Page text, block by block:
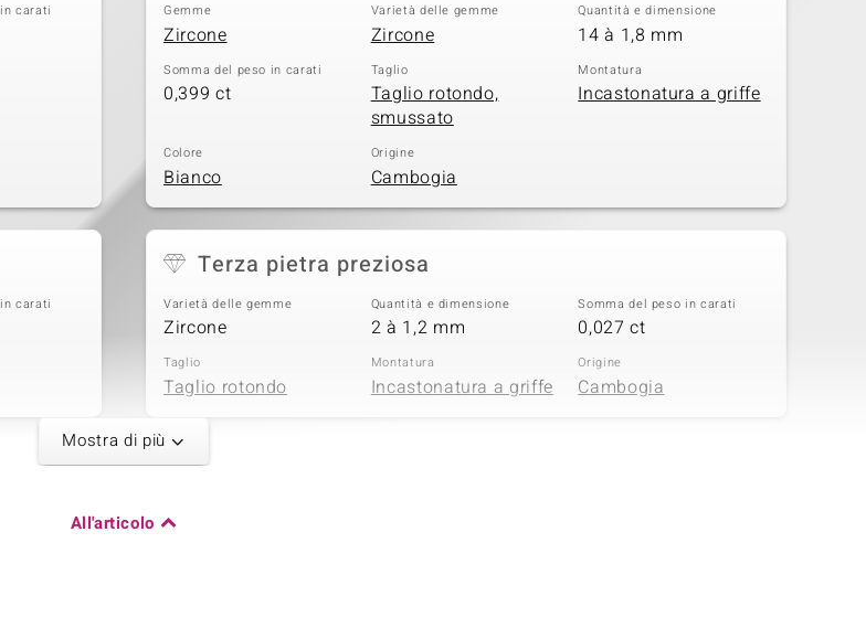
carati Gemme
Zircone
Varietà delle gemme
Zircone
Quantità e dimensione
14 à 1,8 mm
Somma del peso in carati
0,399 ct
Taglio
Taglio rotondo,
smussato
Montatura
Incastonatura a griffe
Colore
Bianco
Origine
Cambogia
carati
Terza pietra preziosa
Varietà delle gemme
Zircone
Quantità e dimensione
2 à 1,2 mm
Somma del peso in carati
0,027 ct
Taglio
Taglio rotondo
Montatura
Incastonatura a griffe
Origine
Cambogia
Mostra di più
All'articolo